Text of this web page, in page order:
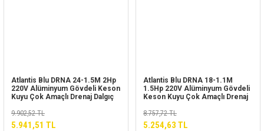
Atlantis Blu DRNA 24-1.5M 2Hp
220V Alüminyum Gövdeli Keson
Kuyu Çok Amaçlı Drenaj Dalgıç
Okyanus Serisi
9.902,52 TL
5.941,51 TL
Atlantis Blu DRNA 18-1.1M
1.5Hp 220V Alüminyum Gövdeli
Keson Kuyu Çok Amaçlı Drenaj
Sargılı / Okyanus Serisi
8.757,72 TL
5.254,63 TL